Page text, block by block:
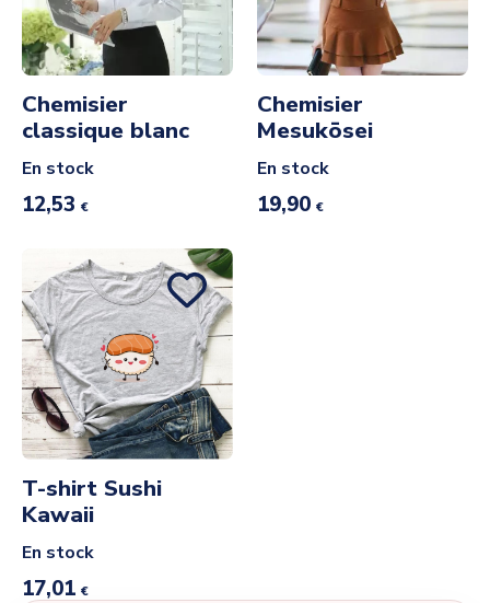
Chemisier
classique blanc
En stock
12,53 €
Chemisier
Mesukōsei
En stock
19,90 €
T-shirt Sushi
Kawaii
En stock
17,01 €